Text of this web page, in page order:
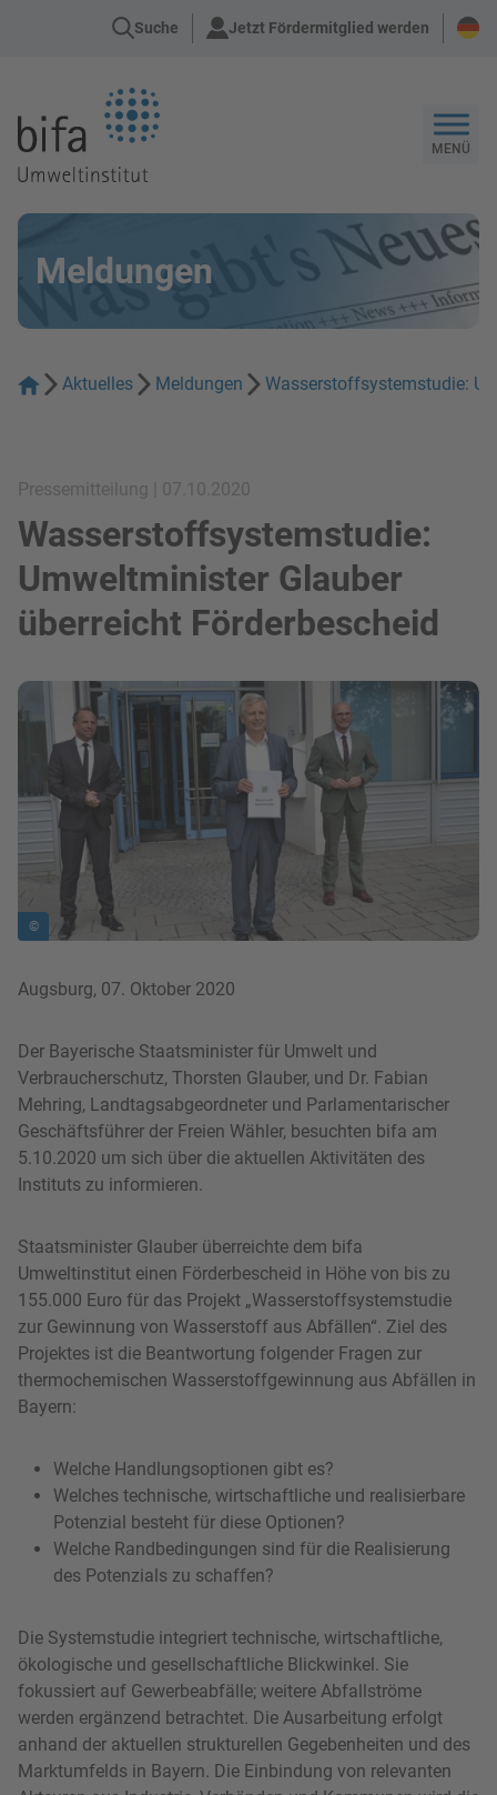
Suche Jetzt Fördermitglied werden
MENÜ
Meldungen
Aktuelles Meldungen Wasserstoffsystemstudie:
Pressemitteilung | 07.10.2020
Wasserstoffsystemstudie:
Umweltminister Glauber
überreicht Förderbescheid
Bild in Lightbox zeigen
©
Augsburg, 07. Oktober 2020
Der Bayerische Staatsminister für Umwelt und
Verbraucherschutz, Thorsten Glauber, und Dr. Fabian
Mehring, Landtagsabgeordneter und Parlamentarischer
Geschäftsführer der Freien Wähler, besuchten bifa am
5.10.2020 um sich über die aktuellen Aktivitäten des
Instituts zu informieren.
Staatsminister Glauber überreichte dem bifa
Umweltinstitut einen Förderbescheid in Höhe von bis zu
155.000 Euro für das Projekt „Wasserstoffsystemstudie
zur Gewinnung von Wasserstoff aus Abfällen“. Ziel des
Projektes ist die Beantwortung folgender Fragen zur
thermochemischen Wasserstoffgewinnung aus Abfällen in
Bayern:
Welche Handlungsoptionen gibt es?
Welches technische, wirtschaftliche und realisierbare
Potenzial besteht für diese Optionen?
Welche Randbedingungen sind für die Realisierung
des Potenzials zu schaffen?
Die Systemstudie integriert technische, wirtschaftliche,
ökologische und gesellschaftliche Blickwinkel. Sie
fokussiert auf Gewerbeabfälle; weitere Abfallströme
werden ergänzend betrachtet. Die Ausarbeitung erfolgt
anhand der aktuellen strukturellen Gegebenheiten und des
Marktumfelds in Bayern. Die Einbindung von relevanten